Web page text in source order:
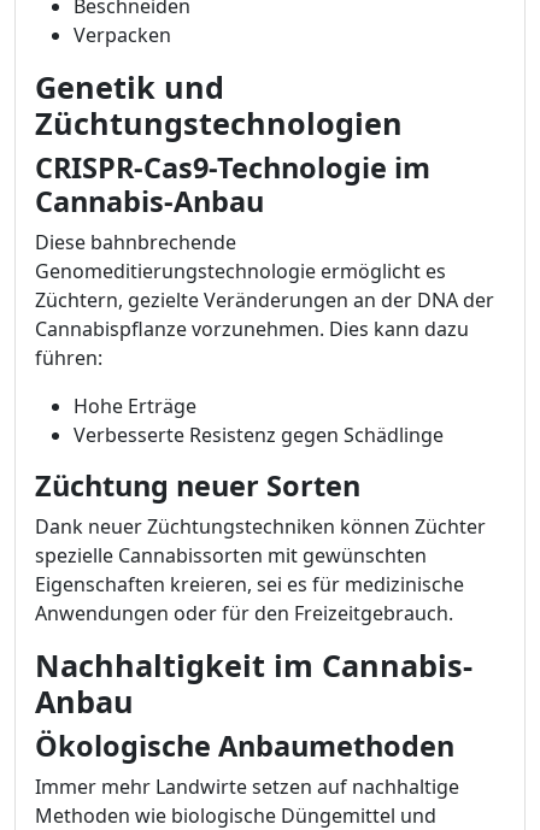
Beschneiden
Verpacken
Genetik und
Züchtungstechnologien
CRISPR-Cas9-Technologie im
Cannabis-Anbau
Diese bahnbrechende
Genomeditierungstechnologie ermöglicht es
Züchtern, gezielte Veränderungen an der DNA der
Cannabispflanze vorzunehmen. Dies kann dazu
führen:
Hohe Erträge
Verbesserte Resistenz gegen Schädlinge
Züchtung neuer Sorten
Dank neuer Züchtungstechniken können Züchter
spezielle Cannabissorten mit gewünschten
Eigenschaften kreieren, sei es für medizinische
Anwendungen oder für den Freizeitgebrauch.
Nachhaltigkeit im Cannabis-
Anbau
Ökologische Anbaumethoden
Immer mehr Landwirte setzen auf nachhaltige
Methoden wie biologische Düngemittel und